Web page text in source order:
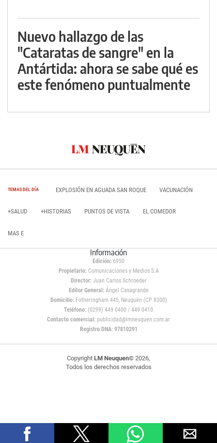
Nuevo hallazgo de las
"Cataratas de sangre" en la
Antártida: ahora se sabe qué es
este fenómeno puntualmente
TEMAS DEL DÍA EXPLOSIÓN EN AGUADA SAN ROQUE VACUNACIÓN
+SALUD +HISTORIAS PUNTOS DE VISTA EL COMEDOR
MAS E
Información
Edición: 6950
Propietario:Comunicaciones y Medios S.A
Director: Juan Carlos Schroeder
Editor General:Ángel Casagrande
Domicilio:Fotheringham 445, Neuquén (CP 8300)
Teléfono: (0299) 449 0400 / 449 0410
Contacto comercial: publicidad@lmneuquen.com.ar
Registro DNA: 97810291
Copyright LM Neuquen© 2026,
Todos los derechos reservados